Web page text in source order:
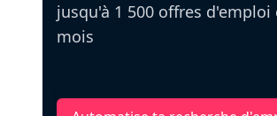
jusqu'à 1 500 offres d'emploi
mois